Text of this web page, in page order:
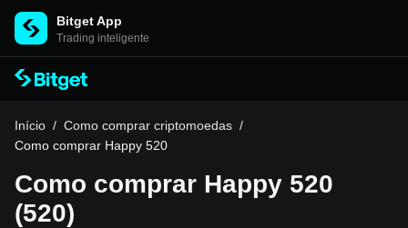
Bitget App
Trading inteligente
Início / Como comprar criptomoedas /
Como comprar Happy 520
Como comprar Happy 520
(520)